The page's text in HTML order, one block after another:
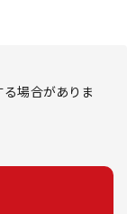
場合がありま